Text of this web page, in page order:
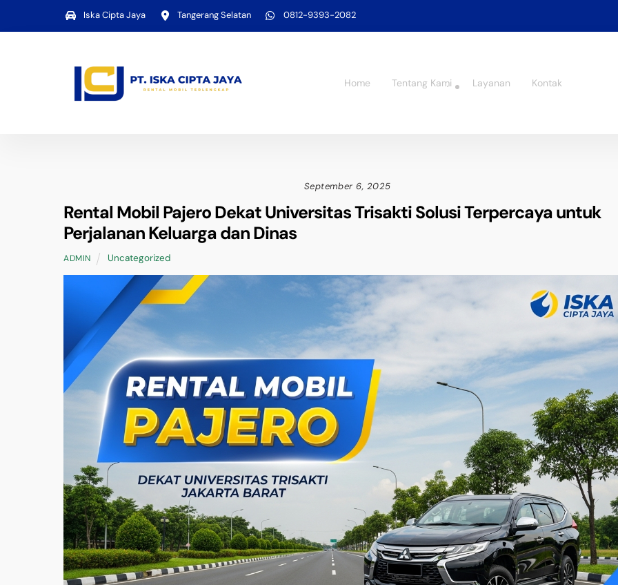
content
Iska Cipta Jaya Tangerang Selatan 0812-9393-2082
Home Tentang Kami Layanan Kontak
September 6, 2025
Rental Mobil Pajero Dekat Universitas Trisakti Solusi Terpercaya untuk
Perjalanan Keluarga dan Dinas
ADMIN Uncategorized